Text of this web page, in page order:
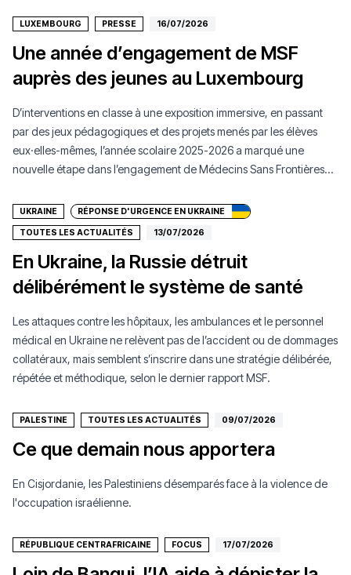
LUXEMBOURG PRESSE 16/07/2026
Une année d’engagement de MSF
auprès des jeunes au Luxembourg
D’interventions en classe à une exposition immersive, en passant
par des jeux pédagogiques et des projets menés par les élèves
eux·elles-mêmes, l’année scolaire 2025-2026 a marqué une
nouvelle étape dans l’engagement de Médecins Sans Frontières
Faire un don
UKRAINE RÉPONSE D'URGENCE EN UKRAINE
TOUTES LES ACTUALITÉS 13/07/2026
En Ukraine, la Russie détruit
délibérément le système de santé
Les attaques contre les hôpitaux, les ambulances et le personnel
médical en Ukraine ne relèvent pas de l’accident ou de dommages
collatéraux, mais semblent s’inscrire dans une stratégie délibérée,
répétée et méthodique, selon le dernier rapport MSF.
PALESTINE TOUTES LES ACTUALITÉS 09/07/2026
Ce que demain nous apportera
En Cisjordanie, les Palestiniens désemparés face à la violence de
l'occupation israélienne.
RÉPUBLIQUE CENTRAFRICAINE FOCUS 17/07/2026